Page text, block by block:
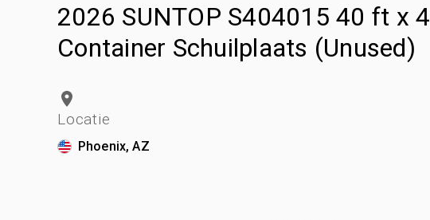
2026 SUNTOP S404015 40 ft x
Container Schuilplaats (Unused)
Locatie
Phoenix, AZ